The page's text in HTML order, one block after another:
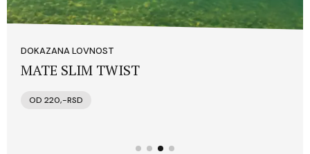
DOKAZANA LOVNOST
MATE SLIM TWIST
OD 220,-RSD